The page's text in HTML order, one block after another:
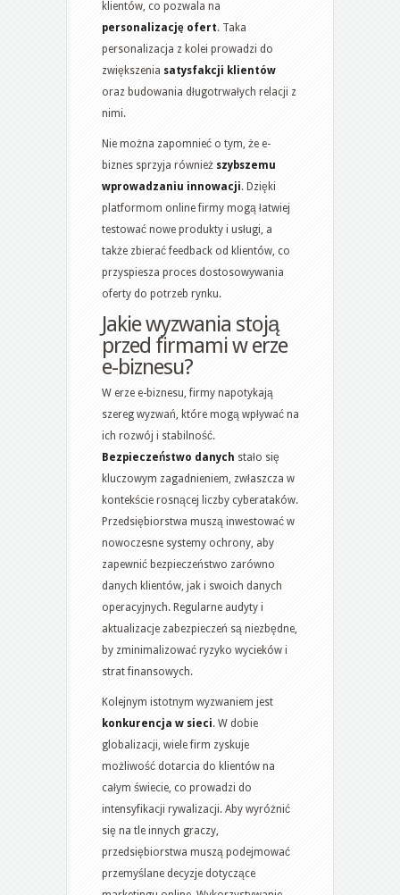
klientów, co pozwala na
personalizację ofert. Taka
personalizacja z kolei prowadzi do
zwiększenia satysfakcji klientów
oraz budowania długotrwałych relacji z
nimi.
Nie można zapomnieć o tym, że e-
biznes sprzyja również szybszemu
wprowadzaniu innowacji. Dzięki
platformom online firmy mogą łatwiej
testować nowe produkty i usługi, a
także zbierać feedback od klientów, co
przyspiesza proces dostosowywania
oferty do potrzeb rynku.
Jakie wyzwania stoją
przed firmami w erze
e-biznesu?
W erze e-biznesu, firmy napotykają
szereg wyzwań, które mogą wpływać na
ich rozwój i stabilność.
Bezpieczeństwo danych stało się
kluczowym zagadnieniem, zwłaszcza w
kontekście rosnącej liczby cyberataków.
Przedsiębiorstwa muszą inwestować w
nowoczesne systemy ochrony, aby
zapewnić bezpieczeństwo zarówno
danych klientów, jak i swoich danych
operacyjnych. Regularne audyty i
aktualizacje zabezpieczeń są niezbędne,
by zminimalizować ryzyko wycieków i
strat finansowych.
Kolejnym istotnym wyzwaniem jest
konkurencja w sieci. W dobie
globalizacji, wiele firm zyskuje
możliwość dotarcia do klientów na
całym świecie, co prowadzi do
intensyfikacji rywalizacji. Aby wyróżnić
się na tle innych graczy,
przedsiębiorstwa muszą podejmować
przemyślane decyzje dotyczące